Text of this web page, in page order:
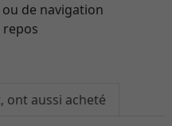
de navigation
repos
ont aussi acheté